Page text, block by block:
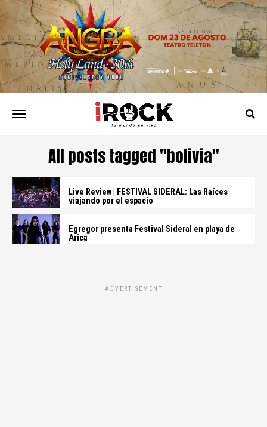
All posts tagged "bolivia"
Live Review | FESTIVAL SIDERAL: Las Raíces
viajando por el espacio
Egregor presenta Festival Sideral en playa de
Arica
ADVERTISEMENT